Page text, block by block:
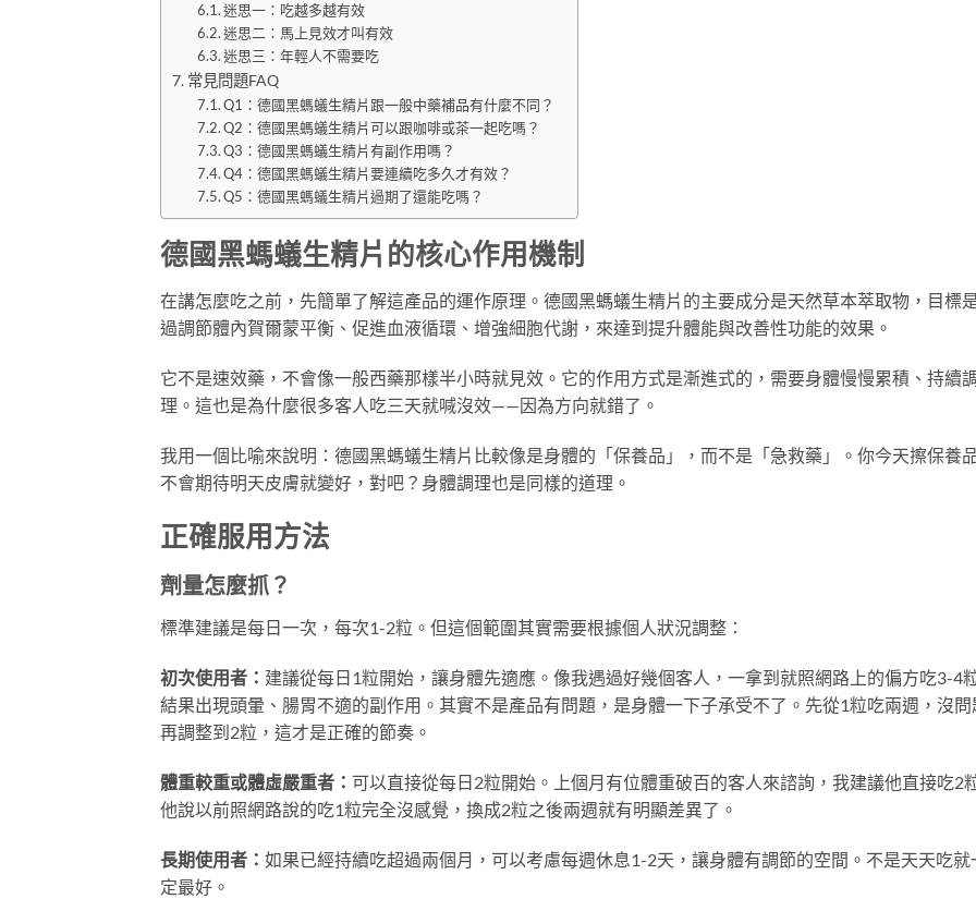
迷思一：吃越多越有效
迷思二：馬上見效才叫有效
迷思三：年輕人不需要吃
常見問題FAQ
Q1：德國黑螞蟻生精片跟一般中藥補品有什麼不同？
Q2：德國黑螞蟻生精片可以跟咖啡或茶一起吃嗎？
Q3：德國黑螞蟻生精片有副作用嗎？
Q4：德國黑螞蟻生精片要連續吃多久才有效？
Q5：德國黑螞蟻生精片過期了還能吃嗎？
德國黑螞蟻生精片的核心作用機制
在講怎麼吃之前，先簡單了解這產品的運作原理。德國黑螞蟻生精片的主要成分是天然草本萃取物，目標
過調節體內賀爾蒙平衡、促進血液循環、增強細胞代謝，來達到提升體能與改善性功能的效果。
它不是速效藥，不會像一般西藥那樣半小時就見效。它的作用方式是漸進式的，需要身體慢慢累積、持續
理。這也是為什麼很多客人吃三天就喊沒效——因為方向就錯了。
我用一個比喻來說明：德國黑螞蟻生精片比較像是身體的「保養品」，而不是「急救藥」。你今天擦保養
不會期待明天皮膚就變好，對吧？身體調理也是同樣的道理。
正確服用方法
劑量怎麼抓？
標準建議是每日一次，每次1-2粒。但這個範圍其實需要根據個人狀況調整：
初次使用者： 建議從每日1粒開始，讓身體先適應。像我遇過好幾個客人，一拿到就照網路上的偏方吃3-4
結果出現頭暈、腸胃不適的副作用。其實不是產品有問題，是身體一下子承受不了。先從1粒吃兩週，沒問
再調整到2粒，這才是正確的節奏。
體重較重或體虛嚴重者： 可以直接從每日2粒開始。上個月有位體重破百的客人來諮詢，我建議他直接吃2
他說以前照網路說的吃1粒完全沒感覺，換成2粒之後兩週就有明顯差異了。
長期使用者： 如果已經持續吃超過兩個月，可以考慮每週休息1-2天，讓身體有調節的空間。不是天天吃就
定最好。